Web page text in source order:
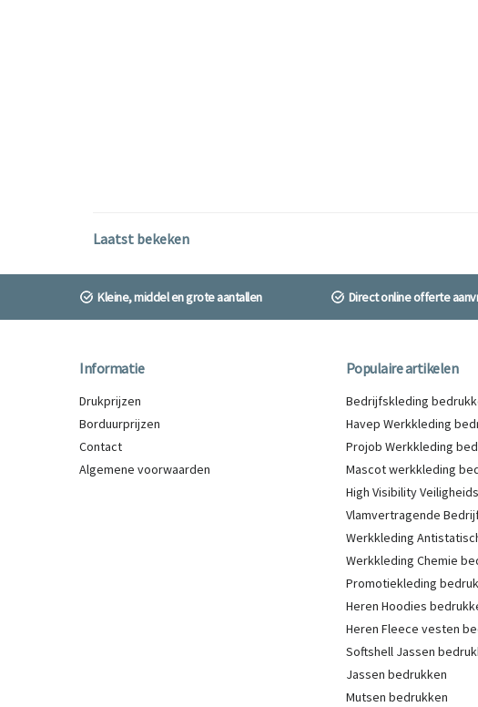
Laatst bekeken
Kleine, middel en grote aantallen Direct online offerte
Informatie
Drukprijzen
Borduurprijzen
Contact
Algemene voorwaarden
Populaire artikelen
Bedrijfskleding
Havep Werkkleding
Projob Werkkleding
Mascot werkkleding
High Visibility
Vlamvertragende
Werkkleding
Werkkleding Chemie
Promotiekleding
Heren Hoodies
Heren Fleece vesten
Softshell Jassen
Jassen bedrukken
Mutsen bedrukken